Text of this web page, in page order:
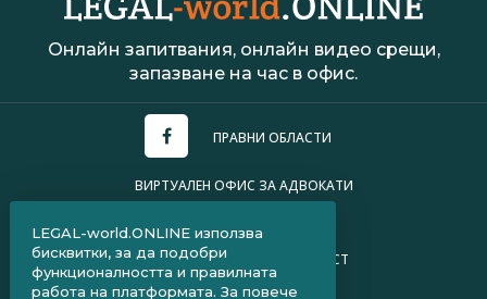
Онлайн запитвания, онлайн видео срещи,
запазване на час в офис.
ПРАВНИ ОБЛАСТИ
ВИРТУАЛЕН ОФИС ЗА АДВОКАТИ
ПОЛИТИКА ЗА ПОВЕРИТЕЛНОСТ
LEGAL-world.ONLINE използва
бисквитки, за да подобри
функционалността и правилната
работа на платформата. За повече